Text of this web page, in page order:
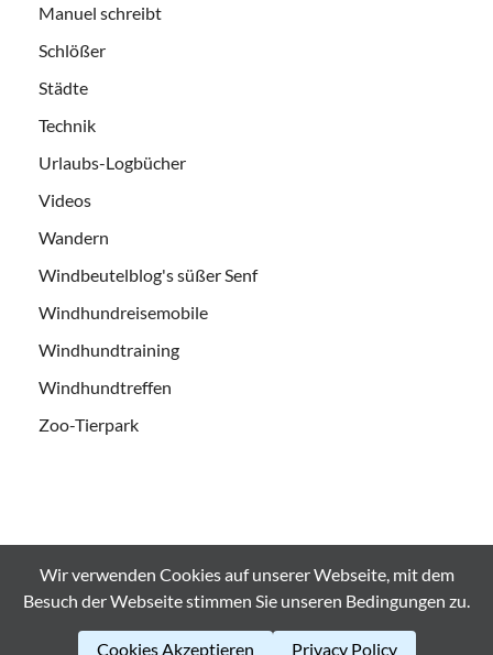
Manuel schreibt
Schlößer
Städte
Technik
Urlaubs-Logbücher
Videos
Wandern
Windbeutelblog's süßer Senf
Windhundreisemobile
Windhundtraining
Windhundtreffen
Zoo-Tierpark
Alle Bilder und Videos sind urheberrechtlich geschützt und es
Bedarf der ausdrücklichen Genehmigung bei
Wir verwenden Cookies auf unserer Webseite, mit dem
Besuch der Webseite stimmen Sie unseren Bedingungen zu.
Cookies Akzeptieren Privacy Policy